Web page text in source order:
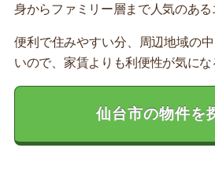
身からファミリー層まで人気のある
便利で住みやすい分、周辺地域の
いので、家賃よりも利便性が気にな
仙台市の物件を